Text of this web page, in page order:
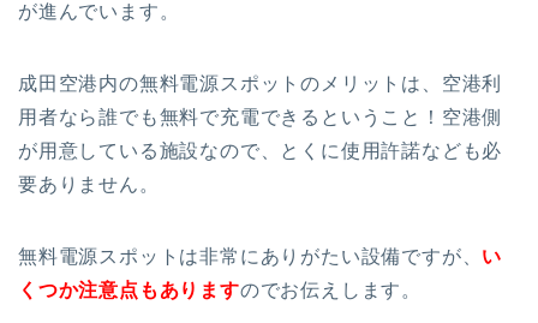
が進んでいます。
成田空港内の無料電源スポットのメリットは、空港利
用者なら誰でも無料で充電できるということ！空港側
が用意している施設なので、とくに使用許諾なども必
要ありません。
無料電源スポットは非常にありがたい設備ですが、 い
くつか注意点もありますのでお伝えします。